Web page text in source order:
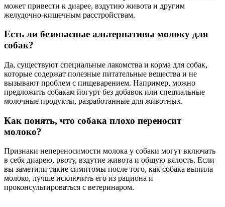
может привести к диарее, вздутию живота и другим
желудочно-кишечным расстройствам.
Есть ли безопасные альтернативы молоку для
собак?
Да, существуют специальные лакомства и корма для собак,
которые содержат полезные питательные вещества и не
вызывают проблем с пищеварением. Например, можно
предложить собакам йогурт без добавок или специальные
молочные продукты, разработанные для животных.
Как понять, что собака плохо переносит
молоко?
Признаки непереносимости молока у собаки могут включать
в себя диарею, рвоту, вздутие живота и общую вялость. Если
вы заметили такие симптомы после того, как собака выпила
молоко, лучше исключить его из рациона и
проконсультироваться с ветеринаром.